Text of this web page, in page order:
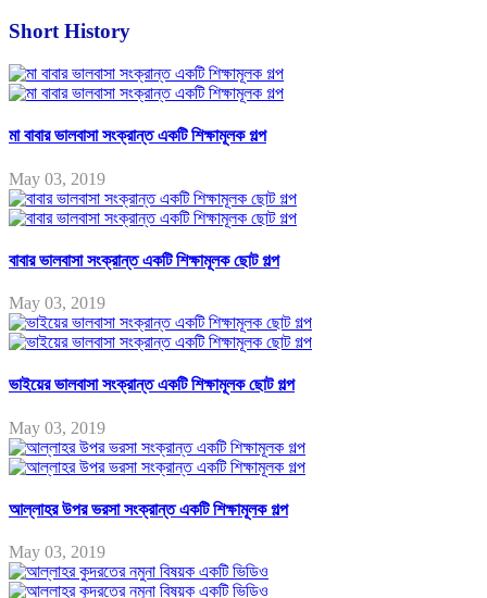
Short History
মা বাবার ভালবাসা সংক্রান্ত একটি শিক্ষামূলক গল্প
May 03, 2019
বাবার ভালবাসা সংক্রান্ত একটি শিক্ষামূলক ছোট গল্প
May 03, 2019
ভাইয়ের ভালবাসা সংক্রান্ত একটি শিক্ষামূলক ছোট গল্প
May 03, 2019
আল্লাহর উপর ভরসা সংক্রান্ত একটি শিক্ষামূলক গল্প
May 03, 2019